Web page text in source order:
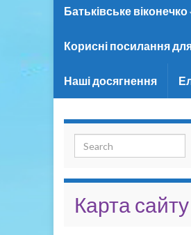
Батьківське віконечко
Корисні посилання
Наші досягнення
Search for:
Карта сайту